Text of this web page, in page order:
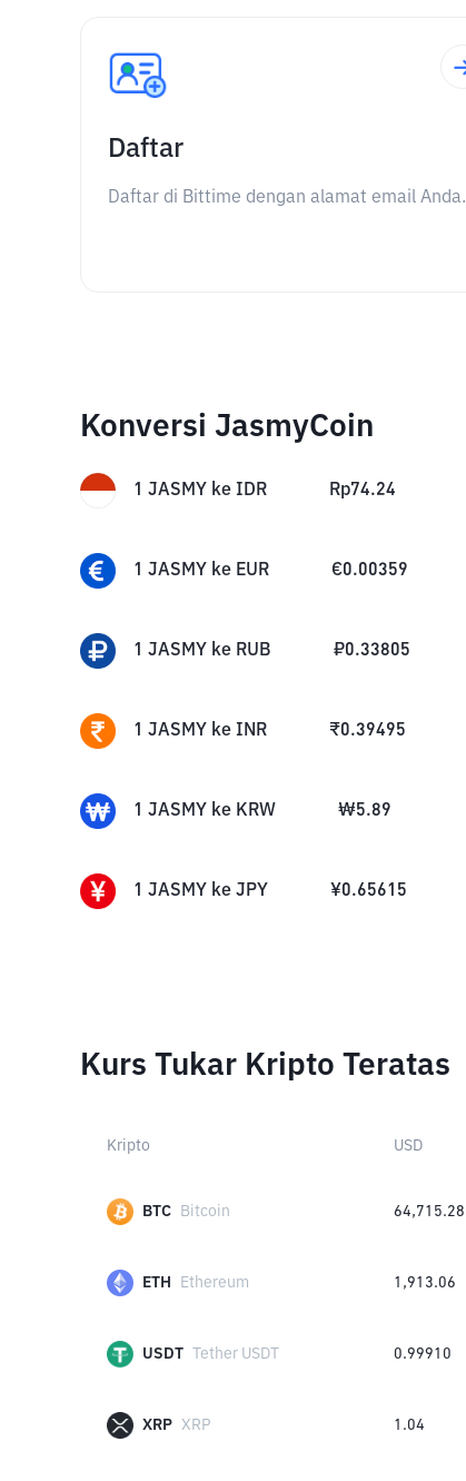
Daftar
Daftar di Bittime dengan alamat email Anda.
Konversi JasmyCoin
1 JASMY ke IDR Rp74.24
1 JASMY ke EUR €0.00359
1 JASMY ke RUB ₽0.33805
1 JASMY ke INR ₹0.39495
1 JASMY ke KRW ₩5.89
1 JASMY ke JPY ¥0.65615
Kurs Tukar Kripto Teratas
Kripto USD
BTC Bitcoin 64,715.28
ETH Ethereum 1,913.06
USDT Tether USDT 0.99910
XRP XRP 1.04